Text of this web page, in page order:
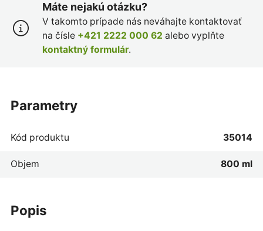
Máte nejakú otázku?
V takomto prípade nás neváhajte kontaktovať
na čísle +421 2222 000 62 alebo vyplňte
kontaktný formulár.
popis
parametry
Kód produktu 35014
Objem 800 ml